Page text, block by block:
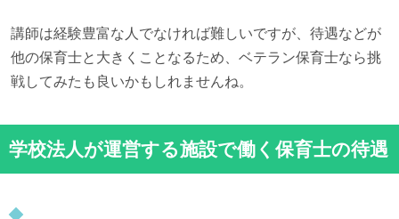
講師は経験豊富な人でなければ難しいですが、待遇などが
他の保育士と大きくことなるため、ベテラン保育士なら挑
戦してみたも良いかもしれませんね。
学校法人が運営する施設で働く保育士の待遇